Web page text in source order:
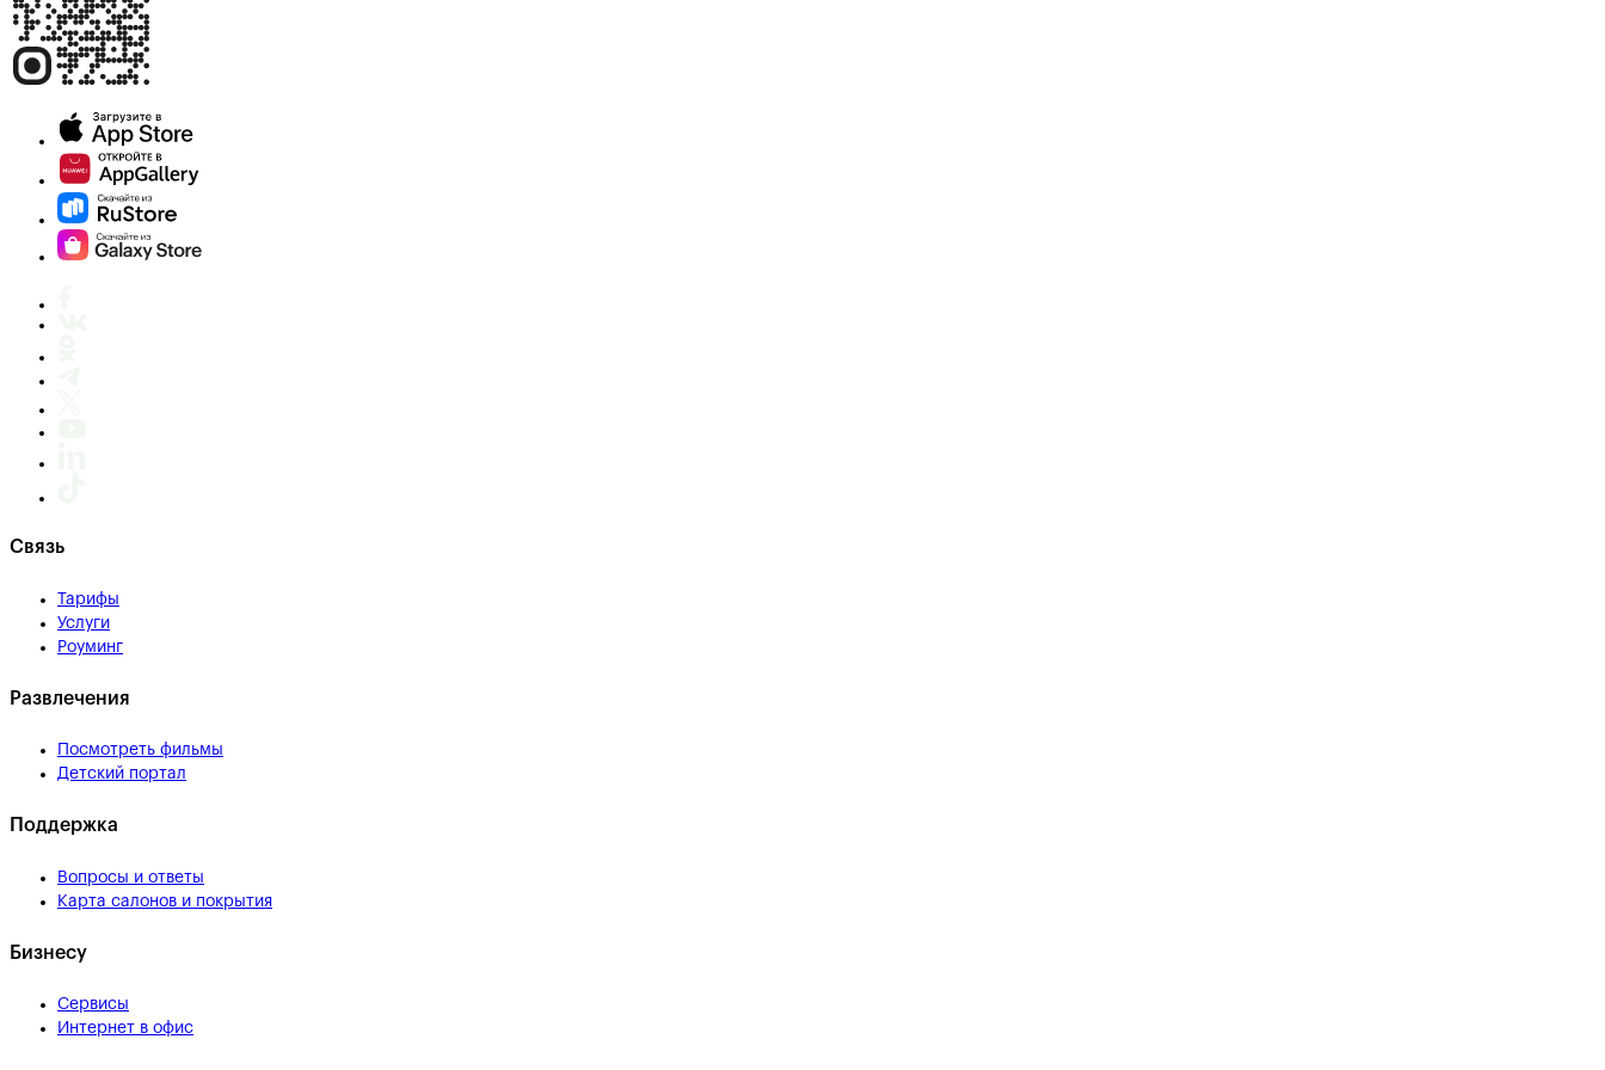
Связь
Тарифы
Услуги
Роуминг
Развлечения
Посмотреть фильмы
Детский портал
Поддержка
Вопросы и ответы
Карта салонов и покрытия
Бизнесу
Сервисы
Интернет в офис